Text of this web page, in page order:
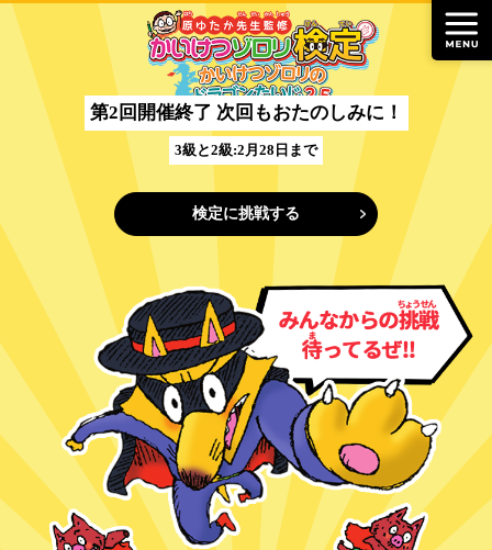
第2回開催終了 次回もおたのしみに！
3級と2級:2月28日まで
検定に挑戦する